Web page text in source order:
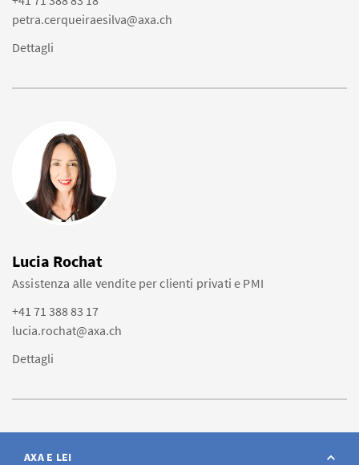
petra.cerqueiraesilva@axa.ch
Dettagli
Lucia Rochat
Assistenza alle vendite per clienti privati e PMI
+41 71 388 83 17
lucia.rochat@axa.ch
Dettagli
AXA E LEI